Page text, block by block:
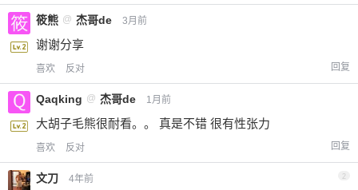
筱熊 @ 杰哥de 3月前
谢谢分享
喜欢 反对 回复
Qaqking @ 杰哥de 1月前
大胡子毛熊很耐看。。 真是不错 很有性张力
喜欢 反对 回复
文刀 4年前 2